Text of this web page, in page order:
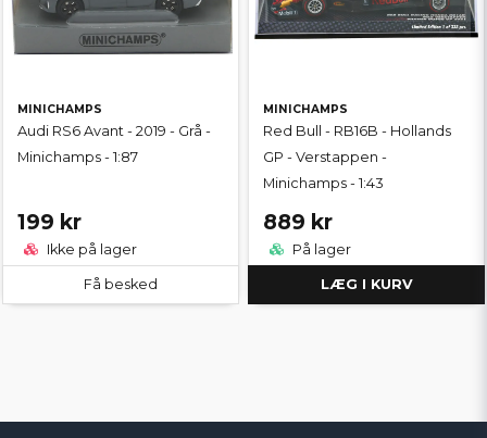
MINICHAMPS
Audi RS6 Avant - 2019 - Grå -
Minichamps - 1:87
199 kr
Ikke på lager
Få besked
MINICHAMPS
Red Bull - RB16B - Hollands
GP - Verstappen -
Minichamps - 1:43
889 kr
På lager
LÆG I KURV